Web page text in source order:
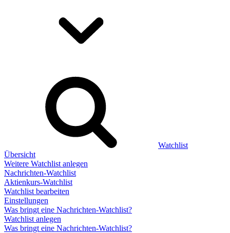
Watchlist
Übersicht
Weitere Watchlist anlegen
Nachrichten-Watchlist
Aktienkurs-Watchlist
Watchlist bearbeiten
Einstellungen
Was bringt eine Nachrichten-Watchlist?
Watchlist anlegen
Was bringt eine Nachrichten-Watchlist?